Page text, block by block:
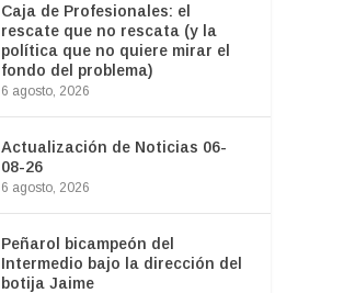
Caja de Profesionales: el
rescate que no rescata (y la
política que no quiere mirar el
fondo del problema)
6 agosto, 2026
Actualización de Noticias 06-
08-26
6 agosto, 2026
Peñarol bicampeón del
Intermedio bajo la dirección del
botija Jaime